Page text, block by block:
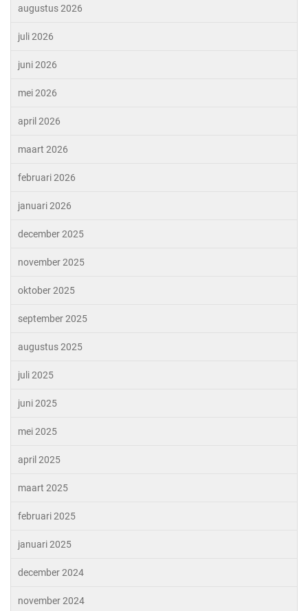
augustus 2026
juli 2026
juni 2026
mei 2026
april 2026
maart 2026
februari 2026
januari 2026
december 2025
november 2025
oktober 2025
september 2025
augustus 2025
juli 2025
juni 2025
mei 2025
april 2025
maart 2025
februari 2025
januari 2025
december 2024
november 2024